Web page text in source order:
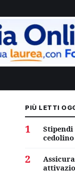
PIÙ LETTI
1
2